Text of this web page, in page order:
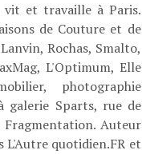
vit et travaille à Paris.
de Couture et de
Rochas, Smalto,
L'Optimum, Elle
photographie
galerie Sparts, rue de
Auteur
quotidien.FR et